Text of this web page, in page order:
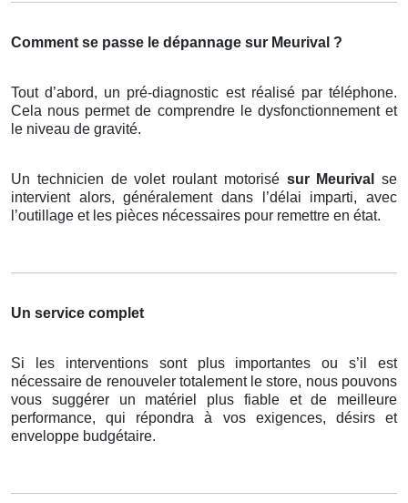
Comment se passe le dépannage sur Meurival ?
Tout d’abord, un pré-diagnostic est réalisé par téléphone.
Cela nous permet de comprendre le dysfonctionnement et
le niveau de gravité.
Un technicien de volet roulant motorisé sur Meurival se
intervient alors, généralement dans l’délai imparti, avec
l’outillage et les pièces nécessaires pour remettre en état.
Un service complet
Si les interventions sont plus importantes ou s’il est
nécessaire de renouveler totalement le store, nous pouvons
vous suggérer un matériel plus fiable et de meilleure
performance, qui répondra à vos exigences, désirs et
enveloppe budgétaire.